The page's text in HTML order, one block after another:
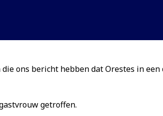
ons bericht hebben dat Orestes in
getroffen.